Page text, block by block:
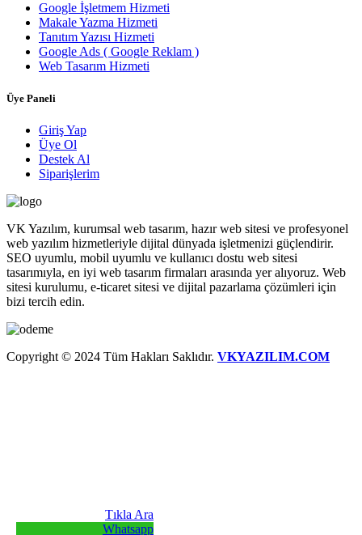
Tıkla Ara
Whatsapp
Google İşletmem Hizmeti
Makale Yazma Hizmeti
Tanıtım Yazısı Hizmeti
Google Ads ( Google Reklam )
Web Tasarım Hizmeti
Üye Paneli
Giriş Yap
Üye Ol
Destek Al
Siparişlerim
VK Yazılım, kurumsal web tasarım, hazır web sitesi ve profesyonel
web yazılım hizmetleriyle dijital dünyada işletmenizi güçlendirir.
SEO uyumlu, mobil uyumlu ve kullanıcı dostu web sitesi
tasarımıyla, en iyi web tasarım firmaları arasında yer alıyoruz. Web
sitesi kurulumu, e-ticaret sitesi ve dijital pazarlama çözümleri için
bizi tercih edin.
Copyright © 2024 Tüm Hakları Saklıdır. VKYAZILIM.COM